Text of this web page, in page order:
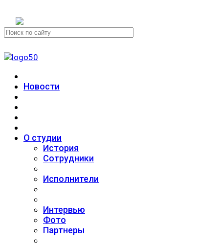
Новости
О студии
История
Сотрудники
Исполнители
Интервью
Фото
Партнеры